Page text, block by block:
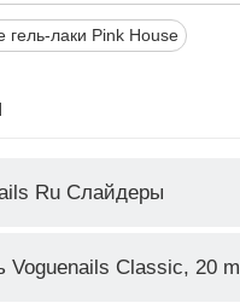
лаки Pink House
Ru Слайдеры
Voguenails Classic, 20 ml